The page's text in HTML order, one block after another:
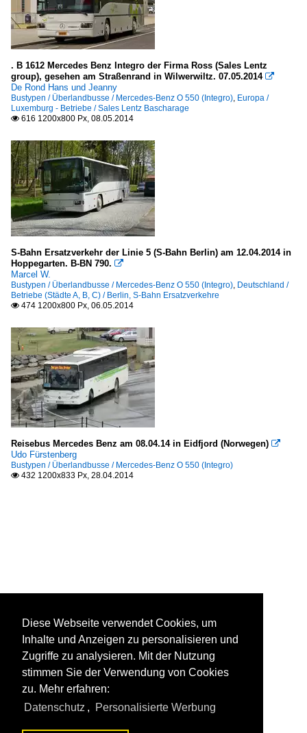
. B 1612 Mercedes Benz Integro der Firma Ross (Sales Lentz
group), gesehen am Straßenrand in Wilwerwiltz. 07.05.2014 
De Rond Hans und Jeanny
Bustypen / Überlandbusse / Mercedes-Benz O 550 (Integro), Europa /
Luxemburg - Betriebe / Sales Lentz Bascharage
 616 1200x800 Px, 08.05.2014
S-Bahn Ersatzverkehr der Linie 5 (S-Bahn Berlin) am 12.04.2014 in
Hoppegarten. B-BN 790. 
Marcel W.
Bustypen / Überlandbusse / Mercedes-Benz O 550 (Integro), Deutschland /
Betriebe (Städte A, B, C) / Berlin, S-Bahn Ersatzverkehre
 474 1200x800 Px, 06.05.2014
Reisebus Mercedes Benz am 08.04.14 in Eidfjord (Norwegen) 
Udo Fürstenberg
Bustypen / Überlandbusse / Mercedes-Benz O 550 (Integro)
 432 1200x833 Px, 28.04.2014
Diese Webseite verwendet Cookies, um
Inhalte und Anzeigen zu personalisieren und
Zugriffe zu analysieren. Mit der Nutzung
stimmen Sie der Verwendung von Cookies
zu. Mehr erfahren:
Datenschutz , Personalisierte Werbung